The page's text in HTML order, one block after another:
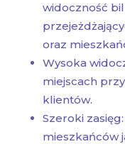
widoczność
oraz
Wysoka
miejscach
klientów.
Szeroki
mieszkańców